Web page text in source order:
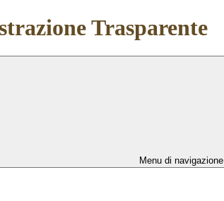
Trasparente
Menu di navigazione